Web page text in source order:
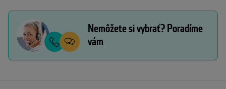
Nemôžete si vybrať? Poradíme
vám